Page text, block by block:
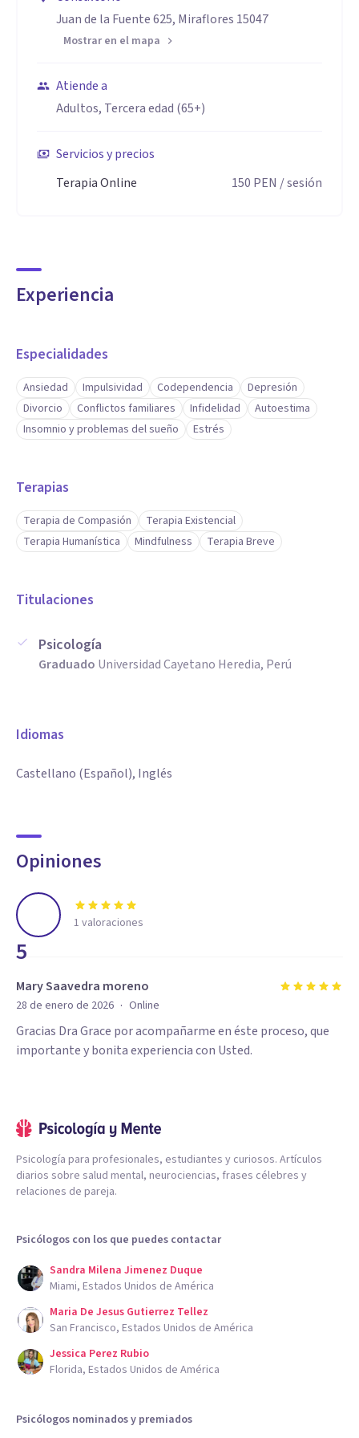
Juan de la Fuente 625, Miraflores 15047
Mostrar en el mapa
Atiende a
Adultos, Tercera edad (65+)
Servicios y precios
Terapia Online
150 PEN / sesión
Experiencia
Especialidades
Ansiedad Impulsividad Codependencia
Depresión
Divorcio
Conflictos familiares Infidelidad
Autoestima
Insomnio y problemas del sueño
Estrés
Terapias
Terapia de Compasión
Terapia Existencial
Terapia Humanística
Mindfulness Terapia Breve
Titulaciones
Psicología
Graduado Universidad Cayetano Heredia, Perú
Idiomas
Castellano (Español), Inglés
Opiniones
5
1 valoraciones
Mary Saavedra moreno
28 de enero de 2026 · Online
Gracias Dra Grace por acompañarme en éste proceso, que
importante y bonita experiencia con Usted.
Psicología para profesionales, estudiantes y curiosos. Artículos
diarios sobre salud mental, neurociencias, frases célebres y
relaciones de pareja.
Psicólogos con los que puedes contactar
Sandra Milena Jimenez Duque
Miami, Estados Unidos de América
Maria De Jesus Gutierrez Tellez
San Francisco, Estados Unidos de América
Jessica Perez Rubio
Florida, Estados Unidos de América
Psicólogos nominados y premiados